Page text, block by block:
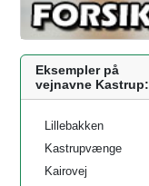
Eksempler på
vejnavne Kastrup:
Lillebakken
Kastrupvænge
Kairovej